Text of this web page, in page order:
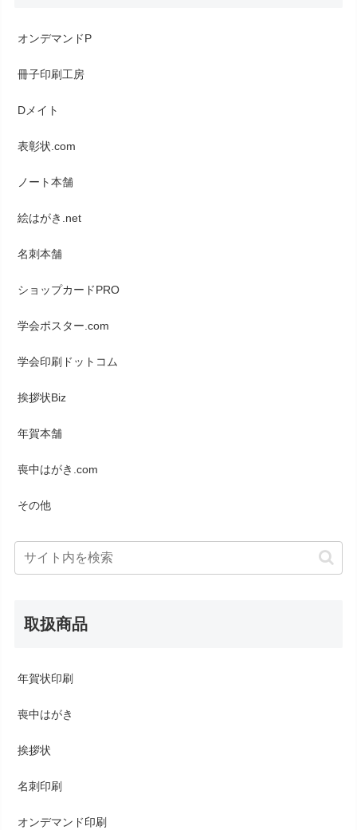
オンデマンドP
冊子印刷工房
Dメイト
表彰状.com
ノート本舗
絵はがき.net
名刺本舗
ショップカードPRO
学会ポスター.com
学会印刷ドットコム
挨拶状Biz
年賀本舗
喪中はがき.com
その他
取扱商品
年賀状印刷
喪中はがき
挨拶状
名刺印刷
オンデマンド印刷